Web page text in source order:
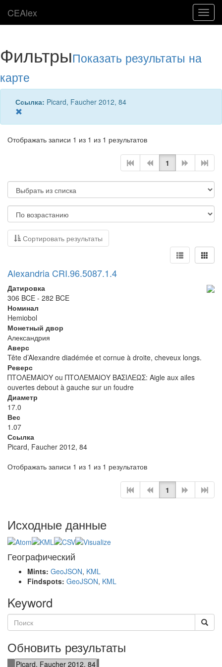
CEAlex
ФильтрыПоказать результаты на
карте
Ссылка: Picard, Faucher 2012, 84
Отображать записи 1 из 1 из 1 результатов
1
Сортировать результаты
Alexandria CRI.96.5087.1.4
Датировка
306 BCE - 282 BCE
Номинал
Hemiobol
Монетный двор
Александрия
Аверс
Tête d’Alexandre diadémée et cornue à droite, cheveux longs.
Реверс
ΠΤΟΛΕΜΑΙΟΥ ou ΠΤΟΛΕΜΑΙΟΥ ΒΑΣΙΛΕΩΣ: Aigle aux ailes
ouvertes debout à gauche sur un foudre
Диаметр
17.0
Вес
1.07
Ссылка
Picard, Faucher 2012, 84
Отображать записи 1 из 1 из 1 результатов
1
Исходные данные
Географический
Mints: GeoJSON, KML
Findspots: GeoJSON, KML
Keyword
Обновить результаты